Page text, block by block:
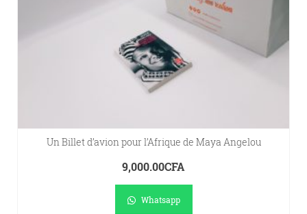
Un Billet d’avion pour l’Afrique de Maya Angelou
9,000.00CFA
Whatsapp